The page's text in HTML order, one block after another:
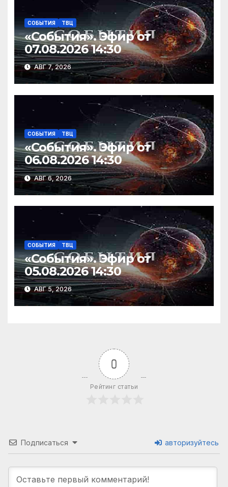
СОБЫТИЯ ТВЦ
«События». Эфир от
07.08.2026 14:30
АВГ 7, 2026
СОБЫТИЯ ТВЦ
«События». Эфир от
06.08.2026 14:30
АВГ 6, 2026
СОБЫТИЯ ТВЦ
«События». Эфир от
05.08.2026 14:30
АВГ 5, 2026
0
Рейтинг статьи
Подписаться авторизуйтесь